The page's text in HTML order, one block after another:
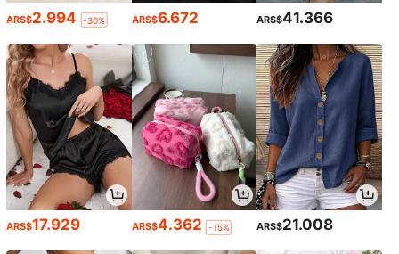
ARS$2.994 -30% ARS$6.672 ARS$41.366
ARS$17.929 ARS$4.362 -15% ARS$21.008